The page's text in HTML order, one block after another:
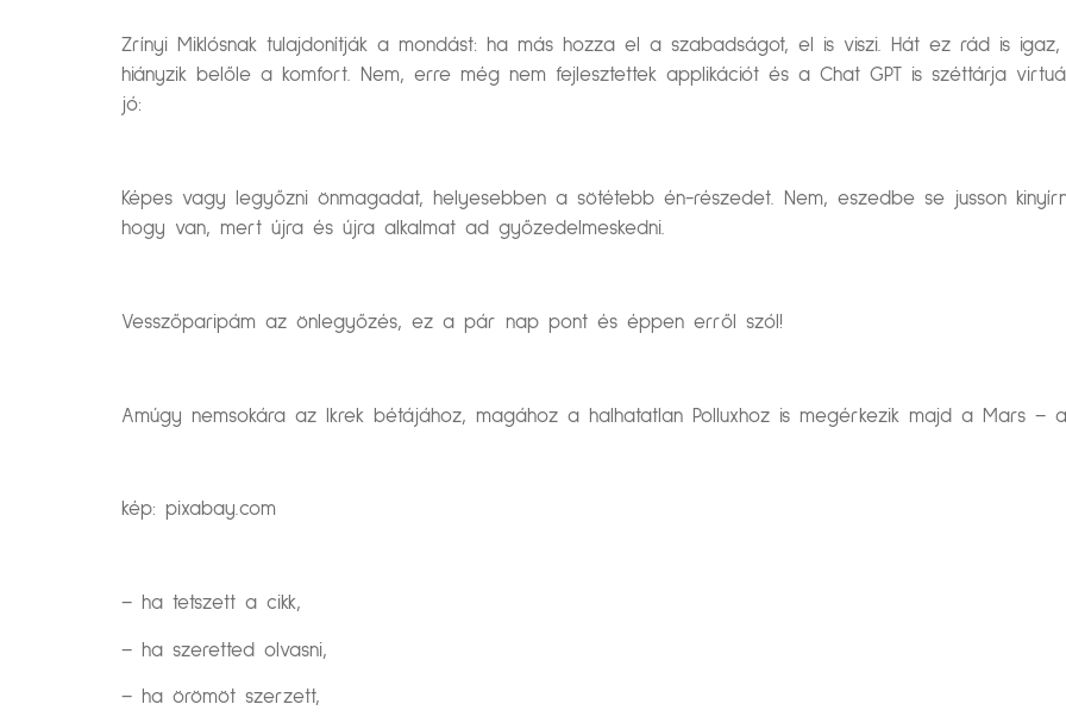
Zrínyi Miklósnak tulajdonítják a mondást: ha más hozza el a szabadságot, el is viszi. Hát ez rád is
hiányzik belőle a komfort. Nem, erre még nem fejlesztettek applikációt és a Chat GPT is széttárja
jó:
Képes vagy legyőzni önmagadat, helyesebben a sötétebb én-részedet. Nem, eszedbe se jusson
hogy van, mert újra és újra alkalmat ad győzedelmeskedni.
Vesszőparipám az önlegyőzés, ez a pár nap pont és éppen erről szól!
Amúgy nemsokára az Ikrek bétájához, magához a halhatatlan Polluxhoz is megérkezik majd a Mars –
kép: pixabay.com
– ha tetszett a cikk,
– ha szeretted olvasni,
– ha örömöt szerzett,